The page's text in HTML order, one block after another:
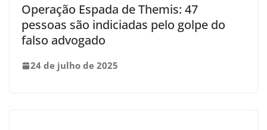
Operação Espada de Themis: 47
pessoas são indiciadas pelo golpe do
falso advogado
24 de julho de 2025